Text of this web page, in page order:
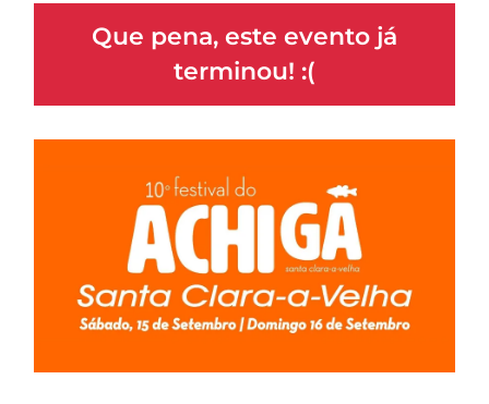
Que pena, este evento já
terminou! :(